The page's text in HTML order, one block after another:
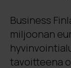
Business
miljoonan
tavoitteena